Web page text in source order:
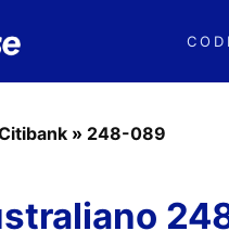
» 248-089